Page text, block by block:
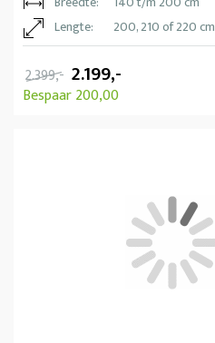
Lengte:
200, 210 of 220 cm
2.399,- 2.199,-
Bespaar 200,00